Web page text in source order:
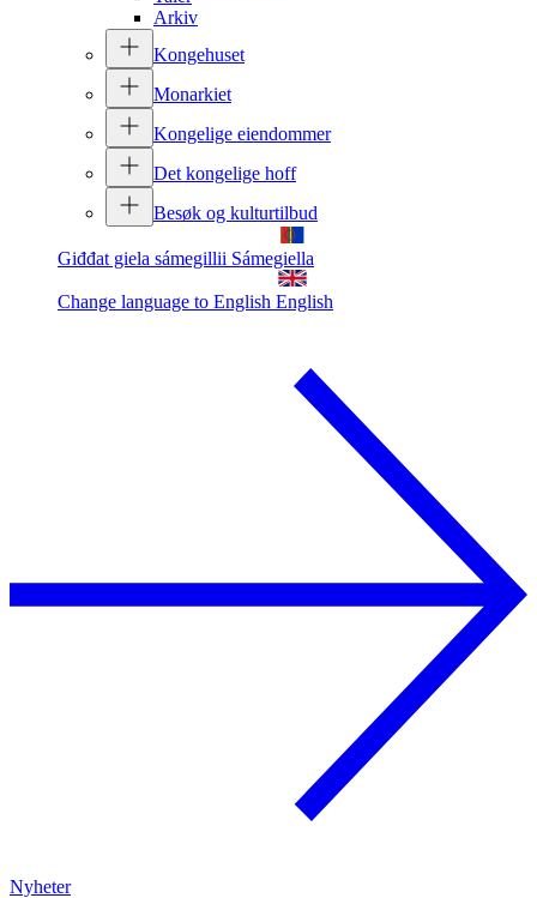
Arkiv
Kongehuset
Monarkiet
Kongelige eiendommer
Det kongelige hoff
Besøk og kulturtilbud
Giđđat giela sámegillii Sámegiella
Change language to English English
Nyheter